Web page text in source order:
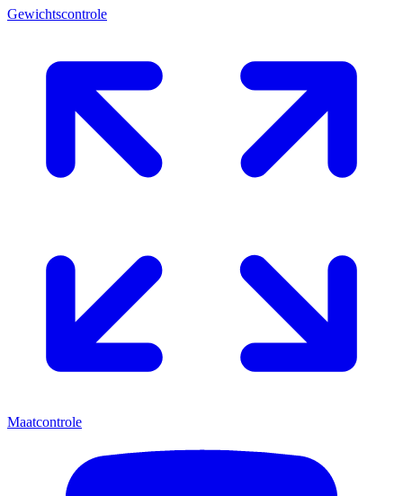
Gewichtscontrole
Maatcontrole